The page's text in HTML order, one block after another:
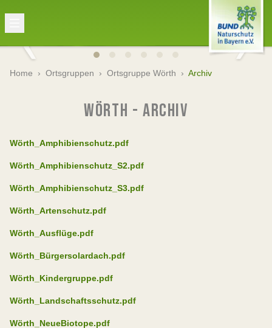
Home › Ortsgruppen › Ortsgruppe Wörth › Archiv
WÖRTH - ARCHIV
Wörth_Amphibienschutz.pdf
Wörth_Amphibienschutz_S2.pdf
Wörth_Amphibienschutz_S3.pdf
Wörth_Artenschutz.pdf
Wörth_Ausflüge.pdf
Wörth_Bürgersolardach.pdf
Wörth_Kindergruppe.pdf
Wörth_Landschaftsschutz.pdf
Wörth_NeueBiotope.pdf